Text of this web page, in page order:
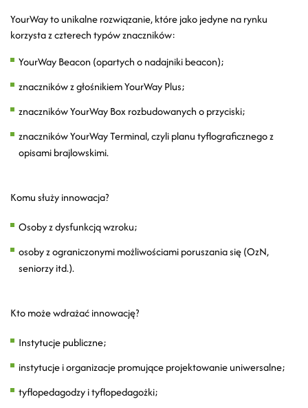
YourWay to unikalne rozwiązanie, które jako jedyne na rynku
korzysta z czterech typów znaczników:
YourWay Beacon (opartych o nadajniki beacon);
znaczników z głośnikiem YourWay Plus;
znaczników YourWay Box rozbudowanych o przyciski;
znaczników YourWay Terminal, czyli planu tyflograficznego z
opisami brajlowskimi.
Komu służy innowacja?
Osoby z dysfunkcją wzroku;
osoby z ograniczonymi możliwościami poruszania się (OzN,
seniorzy itd.).
Kto może wdrażać innowację?
Instytucje publiczne;
instytucje i organizacje promujące projektowanie uniwersalne;
tyflopedagodzy i tyflopedagożki;